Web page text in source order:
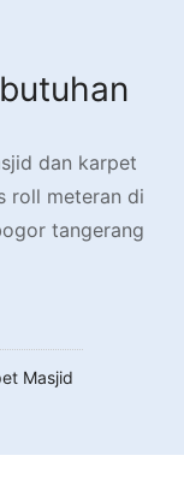
dan karpet
roll meteran di
tangerang
Masjid